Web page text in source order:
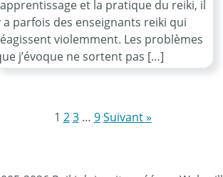
et la pratique du reiki, il
a parfois des enseignants reiki qui
violemment. Les problèmes
j’évoque ne sortent pas […]
1 2 3 … 9 Suivant »